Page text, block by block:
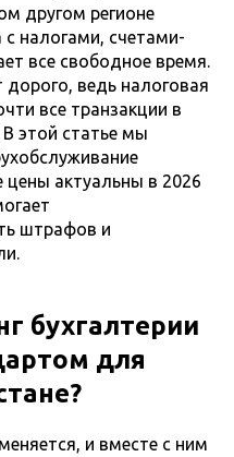
другом регионе
с налогами, счетами-
все свободное время.
ведь налоговая
все транзакции в
этой статье мы
цены актуальны в 2026
штрафов и
бухгалтерии
для
и вместе с ним